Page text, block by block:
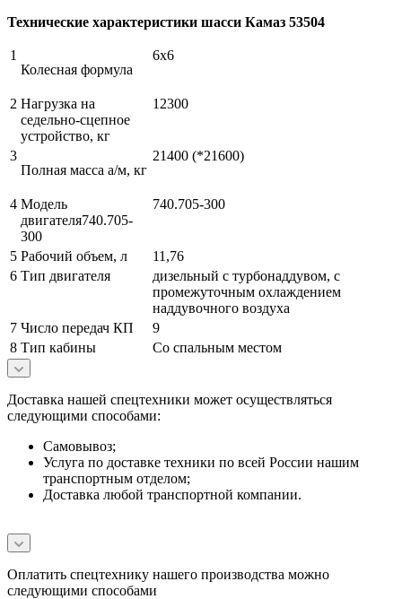
Технические характеристики шасси Камаз 53504
1
Колесная формула
6х6
2 Нагрузка на
седельно-сцепное
устройство, кг
12300
3
Полная масса а/м, кг
21400 (*21600)
4 Модель
двигателя740.705-
300
740.705-300
5 Рабочий объем, л
11,76
6 Тип двигателя
дизельный с турбонаддувом, с
промежуточным охлаждением
наддувочного воздуха
7 Число передач КП
9
8 Тип кабины Со спальным местом
Доставка нашей спецтехники может осуществляться
следующими способами:
Самовывоз;
Услуга по доставке техники по всей России нашим
транспортным отделом;
Доставка любой транспортной компании.
Оплатить спецтехнику нашего производства можно
следующими способами